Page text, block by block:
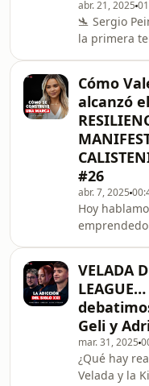
voces de Sor
y Rafa
Porque
abr. 21, 2025
🛬 Sergio
la primera
hablamos
trayectoria,
vídeos en
propia
después… 💪
nuestras
también la
para
Cómo
alcanzó
#26
abr. 7, 2025
Hoy
que
encontrar su
para
hablamos
el mundo de
el deporte
fue tres
#calistenia
VELADA
Geli y
mar. 31, 2025
¿Qué hay
Velada y la